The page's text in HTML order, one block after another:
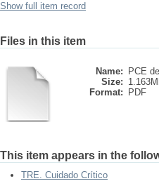
Show full item record
Files in this item
Name:
PCE
Size:
Format:
PDF
This item appears in the
TRE. Cuidado Crítico